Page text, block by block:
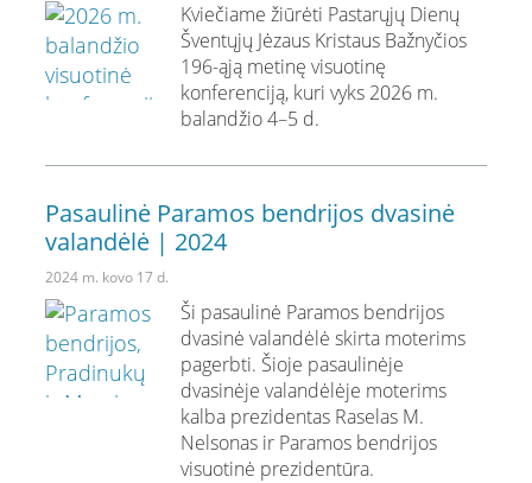
Kviečiame žiūrėti Pastarųjų Dienų
Šventųjų Jėzaus Kristaus Bažnyčios
196-ąją metinę visuotinę
konferenciją, kuri vyks 2026 m.
balandžio 4–5 d.
Pasaulinė Paramos bendrijos dvasinė
valandėlė | 2024
2024 m. kovo 17 d.
Ši pasaulinė Paramos bendrijos
dvasinė valandėlė skirta moterims
pagerbti. Šioje pasaulinėje
dvasinėje valandėlėje moterims
kalba prezidentas Raselas M.
Nelsonas ir Paramos bendrijos
visuotinė prezidentūra.